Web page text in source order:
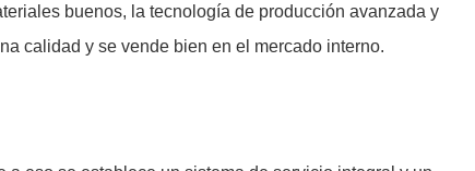
buenos, la tecnología de producción avanzada y
calidad y se vende bien en el mercado interno.